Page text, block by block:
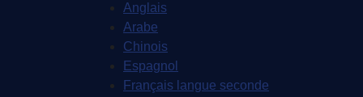
Anglais
Arabe
Chinois
Espagnol
Français langue seconde